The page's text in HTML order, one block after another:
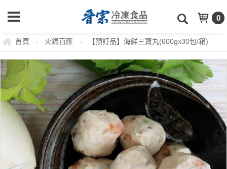
0
首頁 - 火鍋百匯 - 【預訂品】海鮮三寶丸(600gx30包/箱)